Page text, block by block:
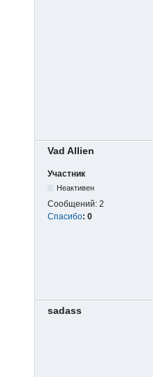
Vad Allien
Участник
Неактивен
Сообщений: 2
Спасибо: 0
sadass